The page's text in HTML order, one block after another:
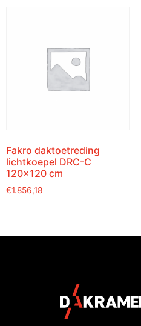
Fakro daktoetreding
lichtkoepel DRC-C
120×120 cm
€1.856,18